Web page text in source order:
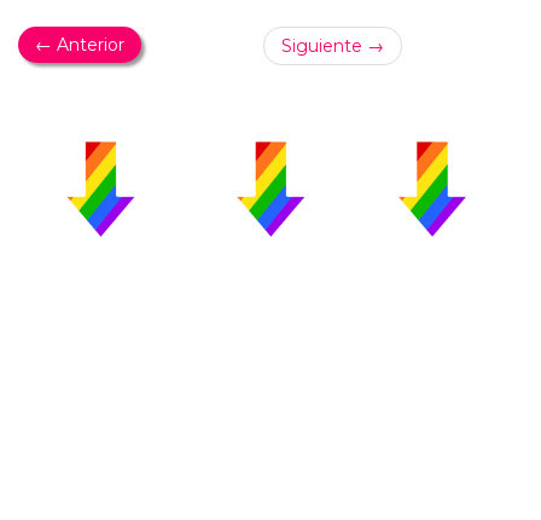
← Anterior Siguiente →